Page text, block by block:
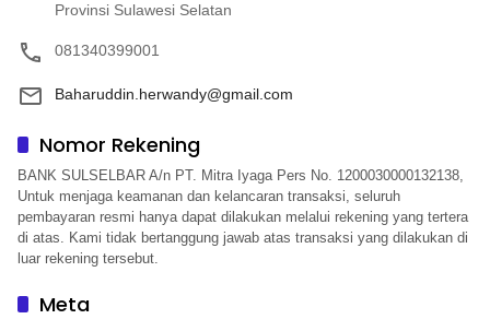
Provinsi Sulawesi Selatan
081340399001
Baharuddin.herwandy@gmail.com
Nomor Rekening
BANK SULSELBAR A/n PT. Mitra Iyaga Pers No. 1200030000132138,
Untuk menjaga keamanan dan kelancaran transaksi, seluruh
pembayaran resmi hanya dapat dilakukan melalui rekening yang tertera
di atas. Kami tidak bertanggung jawab atas transaksi yang dilakukan di
luar rekening tersebut.
Meta